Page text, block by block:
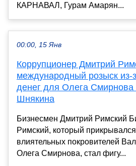
КАРНАВАЛ, Гурам Амарян...
00:00, 15 Янв
Коррупционер Дмитрий
международный розыск из-
денег для Олега Смирнова
Шнякина
Бизнесмен Дмитрий Римский
Римский, который
влиятельных покровителей
Олега Смирнова, стал фигу...